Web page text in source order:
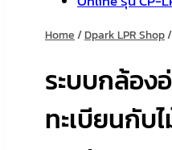
Home/Dpark LPR Shop/
ระบบกล้อง
ทะเบียนกับ